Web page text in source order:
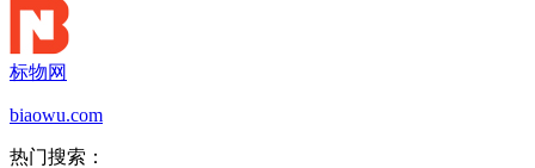
标物网
biaowu.com
热门搜索：